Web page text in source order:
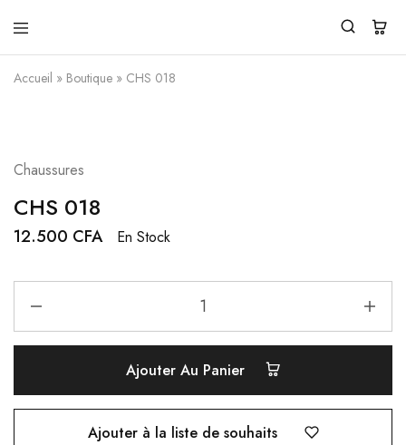
Pendita
Design
Vente
de
vêtements
Accueil » Boutique » CHS 018
Chaussures
CHS 018
12.500 CFA En Stock
Ajouter Au Panier
Ajouter à la liste de souhaits